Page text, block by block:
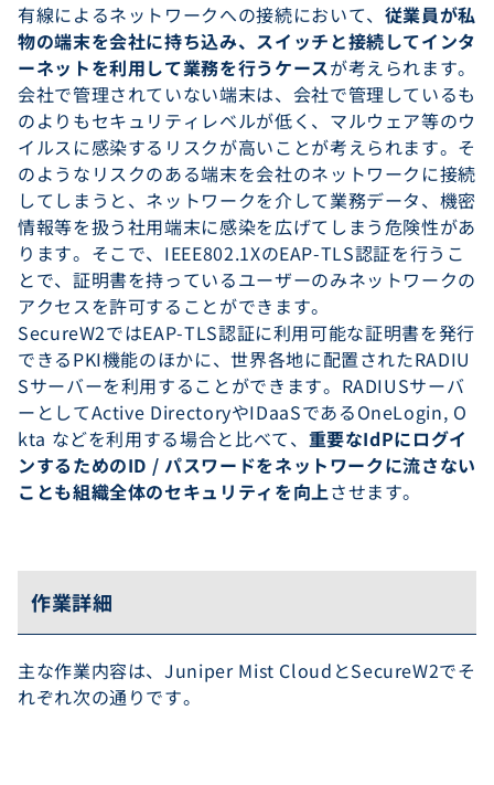
有線によるネットワークへの接続において、 従業員が私
物の端末を会社に持ち込み、スイッチと接続してインタ
ーネットを利用して業務を行うケースが考えられます。
会社で管理されていない端末は、会社で管理しているも
のよりもセキュリティレベルが低く、マルウェア等のウ
イルスに感染するリスクが高いことが考えられます。そ
のようなリスクのある端末を会社のネットワークに接続
してしまうと、ネットワークを介して業務データ、機密
情報等を扱う社用端末に感染を広げてしまう危険性があ
ります。そこで、IEEE802.1XのEAP-TLS認証を行うこ
とで、証明書を持っているユーザーのみネットワークの
アクセスを許可することができます。
SecureW2ではEAP-TLS認証に利用可能な証明書を発行
できるPKI機能のほかに、世界各地に配置されたRADIU
Sサーバーを利用することができます。RADIUSサーバ
ーとしてActive DirectoryやIDaaSであるOneLogin, O
kta などを利用する場合と比べて、 重要なIdPにログイ
ンするためのID / パスワードをネットワークに流さない
ことも組織全体のセキュリティを向上させます。
作業詳細
主な作業内容は、Juniper Mist CloudとSecureW2でそ
れぞれ次の通りです。